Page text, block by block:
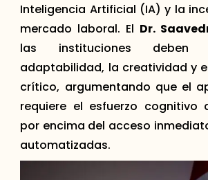
Inteligencia Artificial (IA) y la
mercado laboral. El Dr.
las instituciones deben
adaptabilidad, la creatividad y
crítico, argumentando que el
requiere el esfuerzo cognitivo
por encima del acceso
automatizadas.